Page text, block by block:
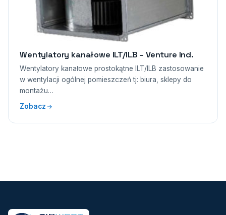
Wentylatory kanałowe ILT/ILB – Venture Ind.
Wentylatory kanałowe prostokątne ILT/ILB zastosowanie
w wentylacji ogólnej pomieszczeń tj: biura, sklepy do
montażu…
Zobacz